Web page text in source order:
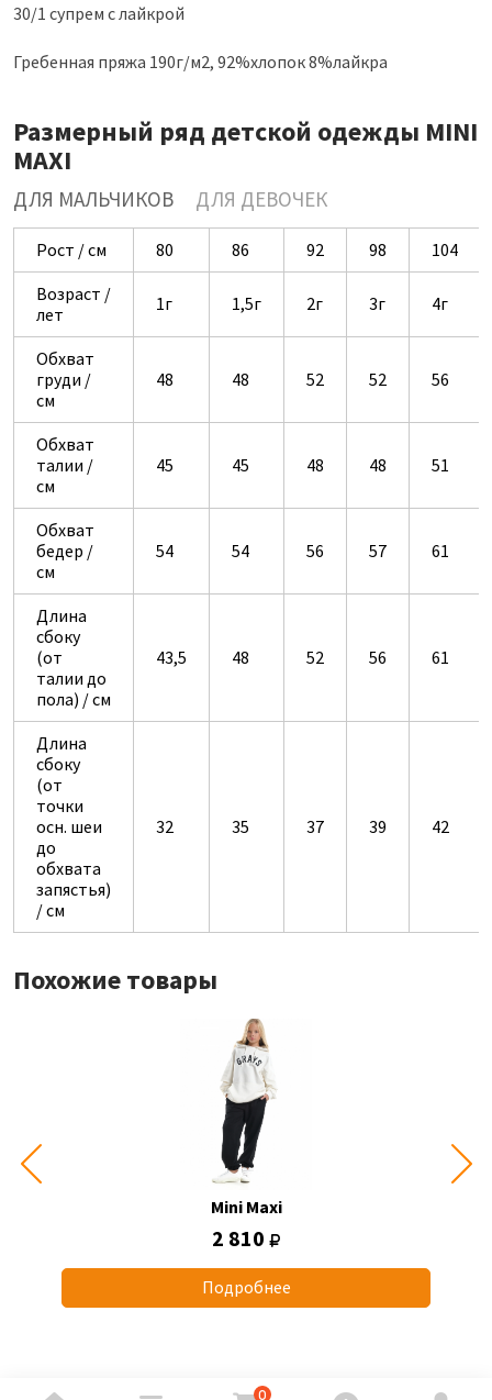
30/1 супрем с лайкрой
Гребенная пряжа 190г/м2, 92%хлопок 8%лайкра
Размерный ряд детской одежды MINI
MAXI
ДЛЯ МАЛЬЧИКОВ ДЛЯ ДЕВОЧЕК
Рост / см 80 86 92 98
104
Возраст /
лет
1г 1,5г 2г 3г 4г
Обхват
груди /
см
48 48 52 52 56
Обхват
талии /
см
45 45 48 48 51
Обхват
бедер /
см
54 54 56 57 61
Длина
сбоку
(от
талии до
пола) / см
43,5 48 52 56 61
Длина
сбоку
(от
точки
осн. шеи
до
обхвата
запястья)
/ см
32 35 37 39 42
Похожие товары
Mini Maxi
2 810
Подробнее
0